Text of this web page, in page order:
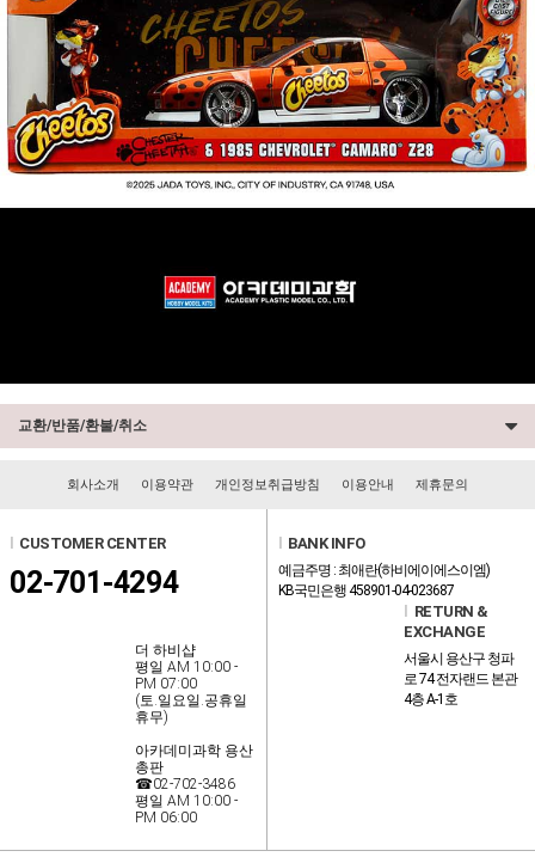
교환/반품/환불/취소
회사소개 이용약관 개인정보취급방침 이용안내 제휴문의
CUSTOMER CENTER
02-701-4294
더 하비샵
평일 AM 10:00 -
PM 07:00
(토.일요일.공휴일
휴무)
아카데미과학 용산
총판
☎02-702-3486
평일 AM 10:00 -
PM 06:00
BANK INFO
예금주명 : 최애란(하비에이에스이엠)
KB국민은행 458901-04-023687
RETURN &
EXCHANGE
서울시 용산구 청파
로 74 전자랜드 본관
4층 A-1호